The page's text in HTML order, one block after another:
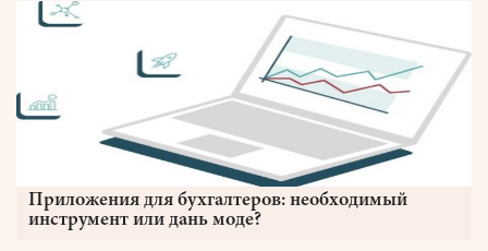
Приложения для бухгалтеров: необходимый
инструмент или дань моде?